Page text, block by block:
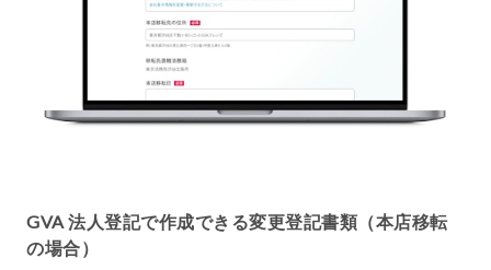
GVA 法人登記で作成できる変更登記書類（本店移転
の場合）